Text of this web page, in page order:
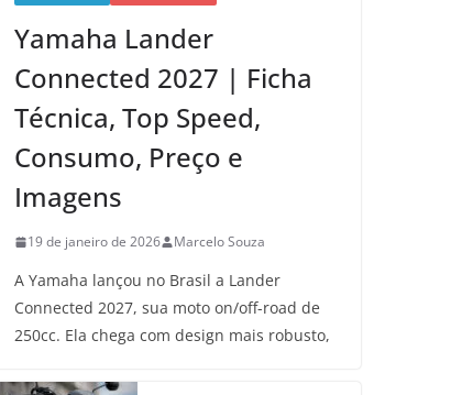
Yamaha Lander
Connected 2027 | Ficha
Técnica, Top Speed,
Consumo, Preço e
Imagens
19 de janeiro de 2026 Marcelo Souza
A Yamaha lançou no Brasil a Lander
Connected 2027, sua moto on/off-road de
250cc. Ela chega com design mais robusto,